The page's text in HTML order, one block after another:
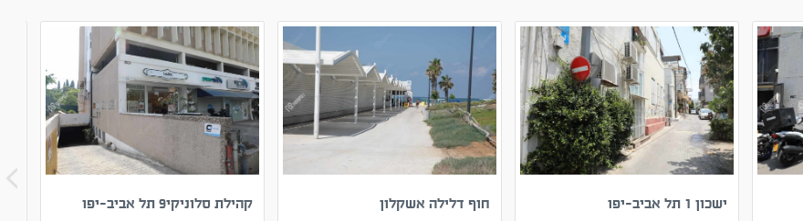
ישכון 1 תל אביב-יפו חוף דלילה אשקלון קהילת סלוניקי9 תל אביב-יפו